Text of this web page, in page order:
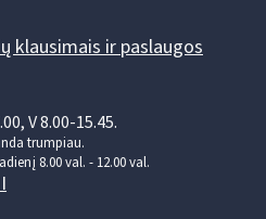
klausimais ir paslaugos
V 8.00-15.45.
trumpiau.
8.00 val. - 12.00 val.